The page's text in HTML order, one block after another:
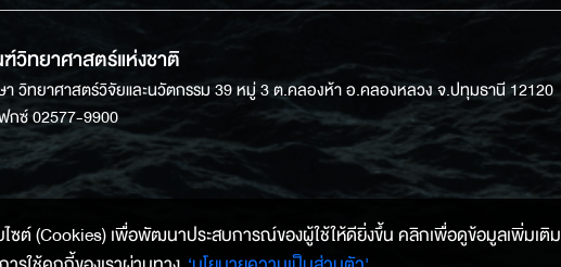
ทยาศาสตร์แห่งชาติ
า วิทยาศาสตร์วิจัยและนวัตกรรม 39 หมู่ 3 ต.คลองห้า อ.คลองหลวง จ.ปทุมธานี 12120
กซ์ 02577-9900
ไซต์ (Cookies) เพื่อพัฒนาประสบการณ์ของผู้ใช้ให้ดียิ่งขึ้น คลิกเพื่อดูข้อมูลเพิ่มเติม